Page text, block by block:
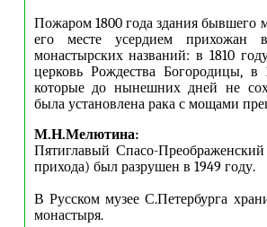
Пожаром 1800 года здания
его месте усердием прихожан
монастырских названий: в 1810
церковь Рождества Богородицы, в
которые до нынешних дней не
была установлена рака с мощами
М.Н.Мелютина:
Пятиглавый Спасо-
прихода) был разрушен в 1949 году.
В Русском музее С.Петербурга
монастыря.